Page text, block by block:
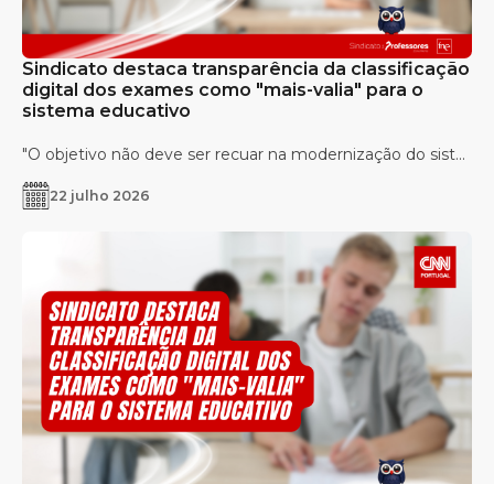
Sindicato destaca transparência da classificação
digital dos exames como "mais-valia" para o
sistema educativo
"O objetivo não deve ser recuar na modernização do sist...
22 julho 2026